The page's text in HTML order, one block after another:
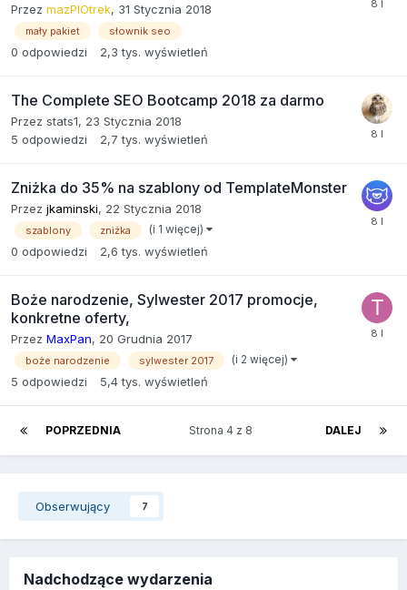
Przez mazPIOtrek, 31 Stycznia 2018
mały pakiet słownik seo
0 odpowiedzi 2,3 tys. wyświetleń
The Complete SEO Bootcamp 2018 za darmo
Przez stats1, 23 Stycznia 2018
5 odpowiedzi 2,7 tys. wyświetleń
Zniżka do 35% na szablony od TemplateMonster
Przez jkaminski, 22 Stycznia 2018
szablony zniżka (i 1 więcej)
0 odpowiedzi 2,6 tys. wyświetleń
Boże narodzenie, Sylwester 2017 promocje,
konkretne oferty,
Przez MaxPan, 20 Grudnia 2017
boże narodzenie sylwester 2017 (i 2 więcej)
5 odpowiedzi 5,4 tys. wyświetleń
POPRZEDNIA DALEJ
Strona 4 z 8
Obserwujący 7
Nadchodzące wydarzenia